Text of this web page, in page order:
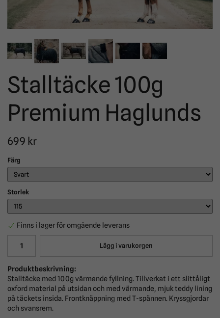
Stalltäcke 100g
Premium Haglunds
699 kr
Färg
Storlek
Finns i lager för omgående leverans
Lägg i varukorgen
Produktbeskrivning:
Stalltäcke med 100g värmande fyllning. Tillverkat i ett slittåligt
oxford material på utsidan och med värmande, mjuk teddy lining
på täckets insida. Frontknäppning med T-spännen. Kryssgjordar
och svansrem.